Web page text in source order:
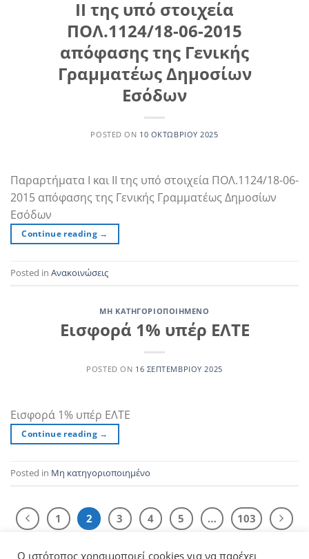
ΙΙ της υπό στοιχεία
ΠΟΛ.1124/18-06-2015
απόφασης της Γενικής
Γραμματέως Δημοσίων
Εσόδων
POSTED ON 10 ΟΚΤΩΒΡΊΟΥ 2025
Παραρτήματα Ι και ΙΙ της υπό στοιχεία ΠΟΛ.1124/18-06-
2015 απόφασης της Γενικής Γραμματέως Δημοσίων
Εσόδων
Continue reading →
Posted in Ανακοινώσεις
ΜΗ ΚΑΤΗΓΟΡΙΟΠΟΙΗΜΈΝΟ
Εισφορά 1% υπέρ ΕΛΤΕ
POSTED ON 16 ΣΕΠΤΕΜΒΡΊΟΥ 2025
Εισφορά 1% υπέρ ΕΛΤΕ
Continue reading →
Posted in Μη κατηγοριοποιημένο
1 2 3 4 5 … 103
Ο ιστότοπος χρησιμοποιεί cookies για να παρέχει